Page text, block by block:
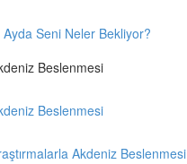
Ayda Seni Neler Bekliyor?
Beslenmesi
Beslenmesi
Akdeniz Beslenmesi